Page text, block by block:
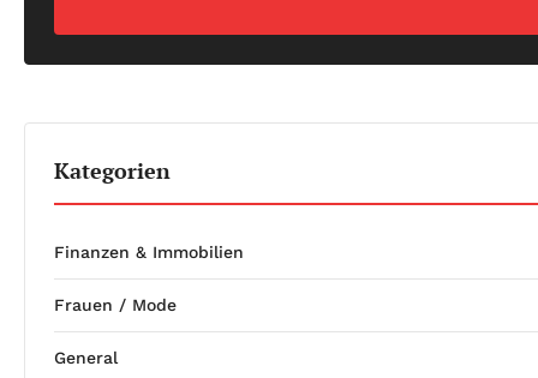
Kategorien
Finanzen & Immobilien
Frauen / Mode
General